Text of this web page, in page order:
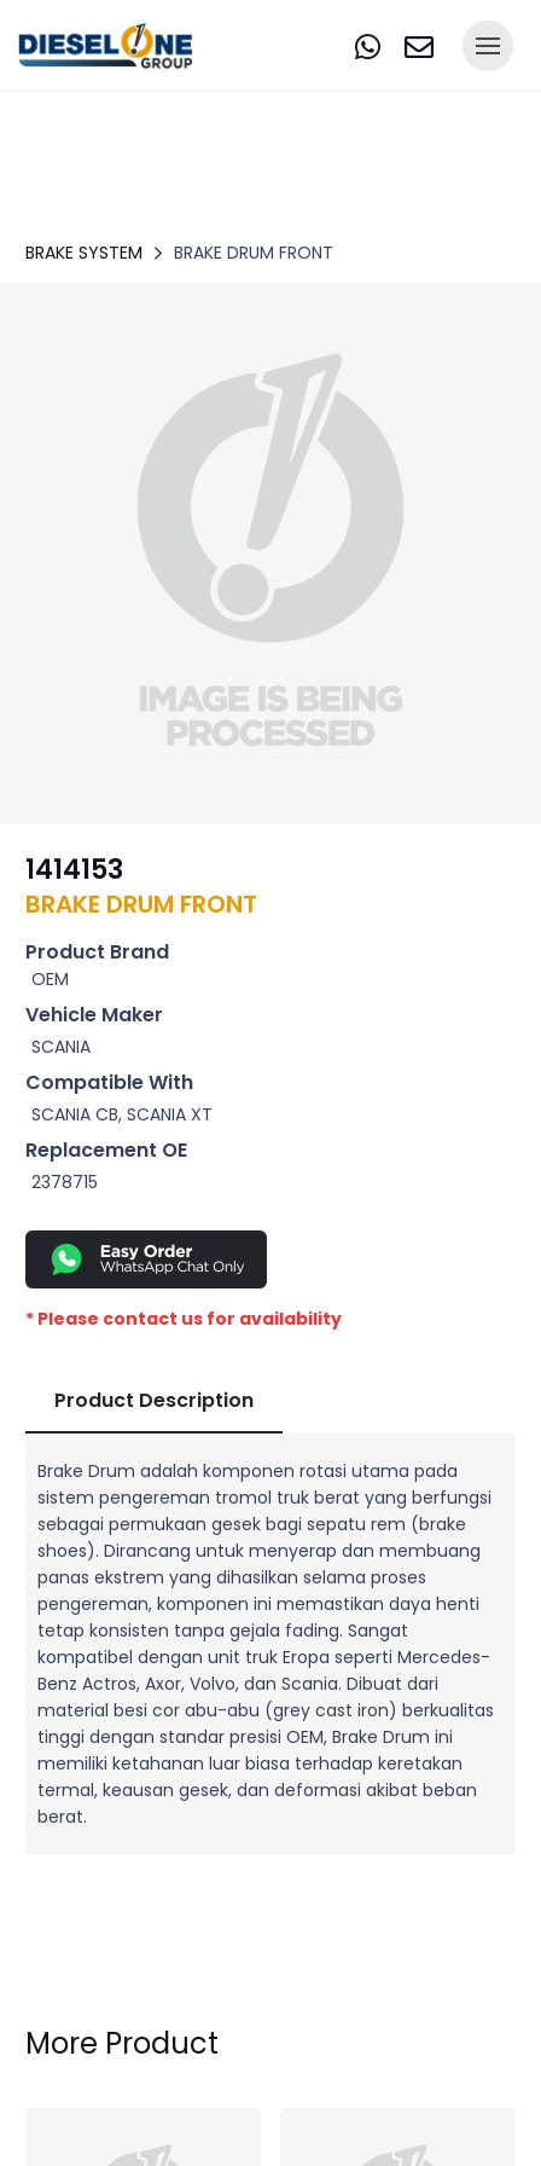
BRAKE SYSTEM BRAKE DRUM FRONT
1414153
BRAKE DRUM FRONT
Product Brand
OEM
Vehicle Maker
SCANIA
Compatible With
SCANIA CB, SCANIA XT
Replacement OE
2378715
* Please contact us for availability
Product Description
Brake Drum adalah komponen rotasi utama pada
sistem pengereman tromol truk berat yang berfungsi
sebagai permukaan gesek bagi sepatu rem (brake
shoes). Dirancang untuk menyerap dan membuang
panas ekstrem yang dihasilkan selama proses
pengereman, komponen ini memastikan daya henti
tetap konsisten tanpa gejala fading. Sangat
kompatibel dengan unit truk Eropa seperti Mercedes-
Benz Actros, Axor, Volvo, dan Scania. Dibuat dari
material besi cor abu-abu (grey cast iron) berkualitas
tinggi dengan standar presisi OEM, Brake Drum ini
memiliki ketahanan luar biasa terhadap keretakan
termal, keausan gesek, dan deformasi akibat beban
berat.
More Product